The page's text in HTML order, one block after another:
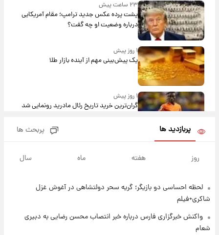
۲۳ ساعت پیش
پشت پرده عکس جدید ترامپ؛ مقام آمریکایی
درباره وضعیت او چه گفت؟
۱ روز پیش
یک پیش‌بینی مهم از آینده بازار طلا
۱ روز پیش
گران‌ترین خرید تاریخ رئال مادرید رونمایی شد
روزها پربارش‌تر خواهند بود؟
۱ روز پیش
پربازدید ها پربحث ها
روز هفته ماه سال
لحظه احساسی دو بازیگر؛ گریه سحر دولتشاهی در آغوش غزل
شاکری+فیلم
واکنش خبرگزاری فارس درباره خبر انتصاب محسن رضایی به دبیری
شعام